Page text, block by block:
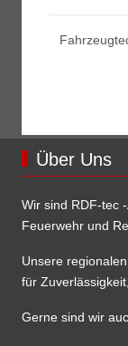
Über Uns
Wir sind RDF-tec
Feuerwehr und
Unsere
für
Gerne sind wir